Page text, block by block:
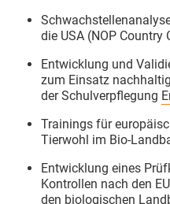
Die Integrität der
Bei ​Tag 3 des
Kontrolle an der
die USA (NOP
Entwicklung und
zum Einsatz
der Schulverpflegung
Trainings für
Tierwohl im Bio-
Entwicklung eines
Kontrollen nach den
den biologischen